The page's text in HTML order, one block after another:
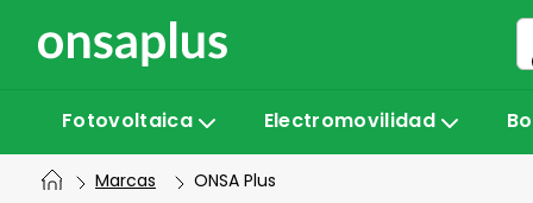
contenido
Fotovoltaica Electromovilidad
Marcas ONSA Plus